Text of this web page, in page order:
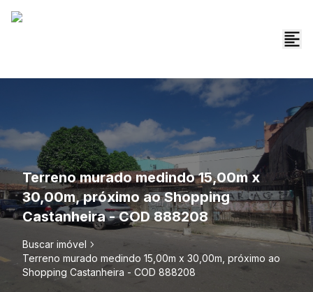
Terreno murado medindo 15,00m x
30,00m, próximo ao Shopping
Castanheira - COD 888208
Buscar imóvel
Terreno murado medindo 15,00m x 30,00m, próximo ao
Shopping Castanheira - COD 888208